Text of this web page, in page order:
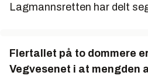
Lagmannsretten har delt
Flertallet på to dommere
Vegvesenet i at mengden